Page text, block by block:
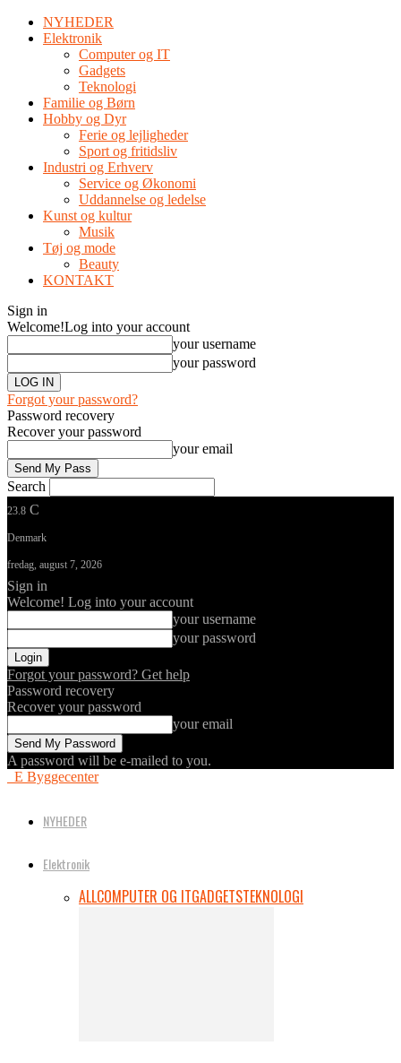
NYHEDER
Elektronik
Computer og IT
Gadgets
Teknologi
Familie og Børn
Hobby og Dyr
Ferie og lejligheder
Sport og fritidsliv
Industri og Erhverv
Service og Økonomi
Uddannelse og ledelse
Kunst og kultur
Musik
Tøj og mode
Beauty
KONTAKT
Sign in
Welcome!Log into your account
your username
your password
Forgot your password?
Password recovery
Recover your password
your email
Search
23.8 C
Denmark
fredag, august 7, 2026
Sign in
Welcome! Log into your account
your username
your password
Forgot your password? Get help
Password recovery
Recover your password
your email
A password will be e-mailed to you.
E Byggecenter
NYHEDER
Elektronik
ALLCOMPUTER OG ITGADGETSTEKNOLOGI